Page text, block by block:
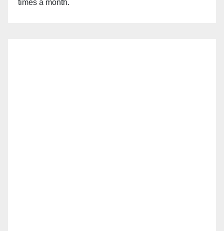
times a month.